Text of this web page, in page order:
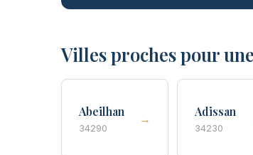
Villes proches pour
Abeilhan
34290
→
Adissan
34230